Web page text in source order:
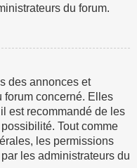
du forum.
des annonces et
forum concerné. Elles
est recommandé de les
Tout comme
les permissions
les administrateurs du